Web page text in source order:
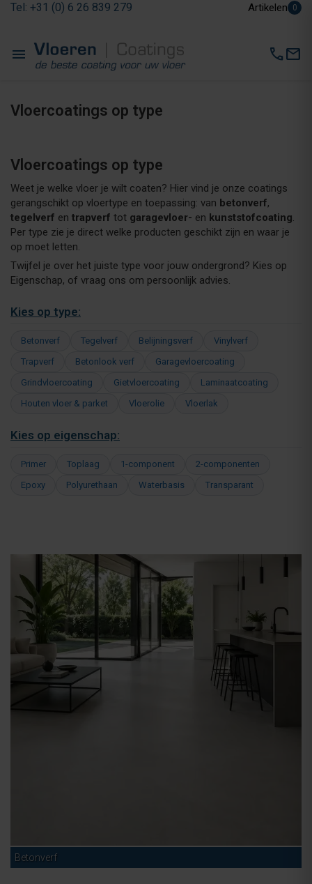
Tel: +31 (0) 6 26 839 279 Artikelen 0
menu callmail
Vloercoatings op type
Vloercoatings op type
Weet je welke vloer je wilt coaten? Hier vind je onze coatings
gerangschikt op vloertype en toepassing: van betonverf,
tegelverf en trapverf tot garagevloer- en kunststofcoating.
Per type zie je direct welke producten geschikt zijn en waar je
op moet letten.
Twijfel je over het juiste type voor jouw ondergrond? Kies op
Eigenschap, of vraag ons om persoonlijk advies.
Kies op type:
Betonverf Tegelverf Belijningsverf
Vinylverf
Trapverf
Betonlook verf
Garagevloercoating
Grindvloercoating
Gietvloercoating
Laminaatcoating
Houten vloer & parket
Vloerolie Vloerlak
Kies op eigenschap:
Primer Toplaag 1-component
2-componenten
Epoxy
Polyurethaan Waterbasis Transparant
Betonverf